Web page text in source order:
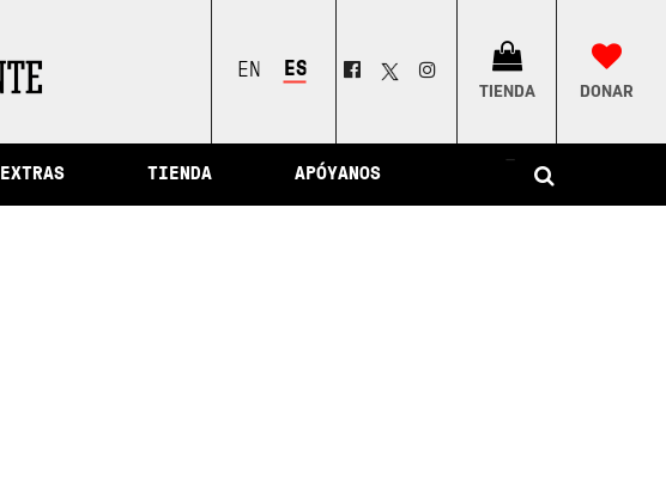
ENGLISHESPAÑOL
TIENDA DONAR
EXTRAS TIENDA APÓYANOS
–